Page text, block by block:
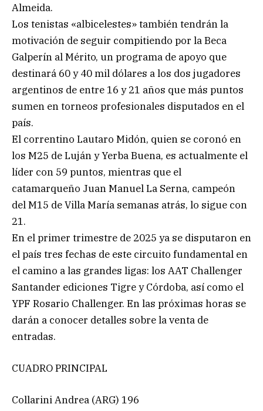
Almeida.
Los tenistas «albicelestes» también tendrán la
motivación de seguir compitiendo por la Beca
Galperín al Mérito, un programa de apoyo que
destinará 60 y 40 mil dólares a los dos jugadores
argentinos de entre 16 y 21 años que más puntos
sumen en torneos profesionales disputados en el
país.
El correntino Lautaro Midón, quien se coronó en
los M25 de Luján y Yerba Buena, es actualmente el
líder con 59 puntos, mientras que el
catamarqueño Juan Manuel La Serna, campeón
del M15 de Villa María semanas atrás, lo sigue con
21.
En el primer trimestre de 2025 ya se disputaron en
el país tres fechas de este circuito fundamental en
el camino a las grandes ligas: los AAT Challenger
Santander ediciones Tigre y Córdoba, así como el
YPF Rosario Challenger. En las próximas horas se
darán a conocer detalles sobre la venta de
entradas.
CUADRO PRINCIPAL
Collarini Andrea (ARG) 196